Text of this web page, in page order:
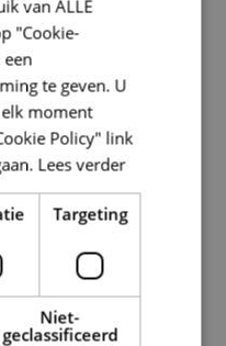
code te scannen of via
van ALLE
"Cookie-
te geven. U
moment
Policy" link
Lees verder
Targeting
Niet-
geclassificeerd